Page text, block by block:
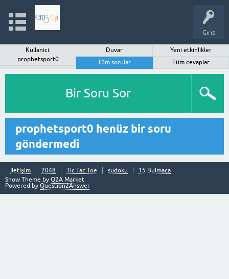
Giriş
Kullanıcı:
prophetsport0
Duvar
Yeni etkinlikler
Tüm sorular
Tüm cevaplar
Bir Soru Sor
prophetsport0 henüz bir soru
göndermedi
İletişim 2048 Tic Tac Toe sudoku
15 Bulmaca
Snow Theme by Q2A Market
Powered by Question2Answer